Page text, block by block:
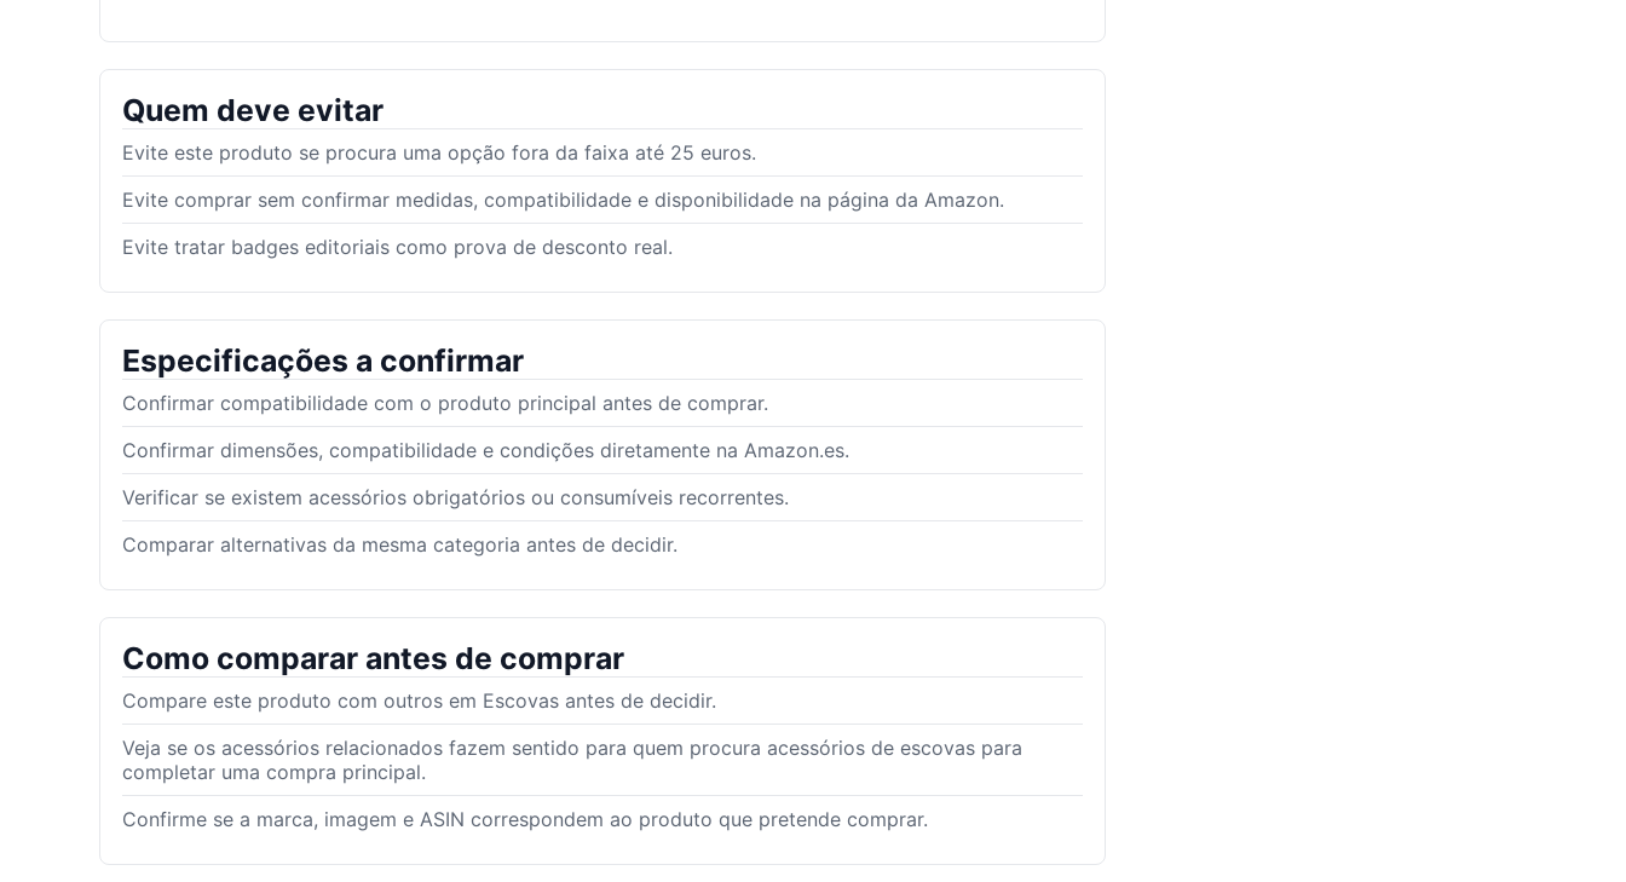
Quem deve evitar
Evite este produto se procura uma opção fora da faixa até 25 euros.
Evite comprar sem confirmar medidas, compatibilidade e disponibilidade na página da Amazon.
Evite tratar badges editoriais como prova de desconto real.
Especificações a confirmar
Confirmar compatibilidade com o produto principal antes de comprar.
Confirmar dimensões, compatibilidade e condições diretamente na Amazon.es.
Verificar se existem acessórios obrigatórios ou consumíveis recorrentes.
Comparar alternativas da mesma categoria antes de decidir.
Como comparar antes de comprar
Compare este produto com outros em Escovas antes de decidir.
Veja se os acessórios relacionados fazem sentido para quem procura acessórios de escovas para
completar uma compra principal.
Confirme se a marca, imagem e ASIN correspondem ao produto que pretende comprar.